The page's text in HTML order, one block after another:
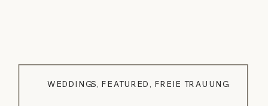
WEDDINGS ,FEATURED FREIE TRAUUNG